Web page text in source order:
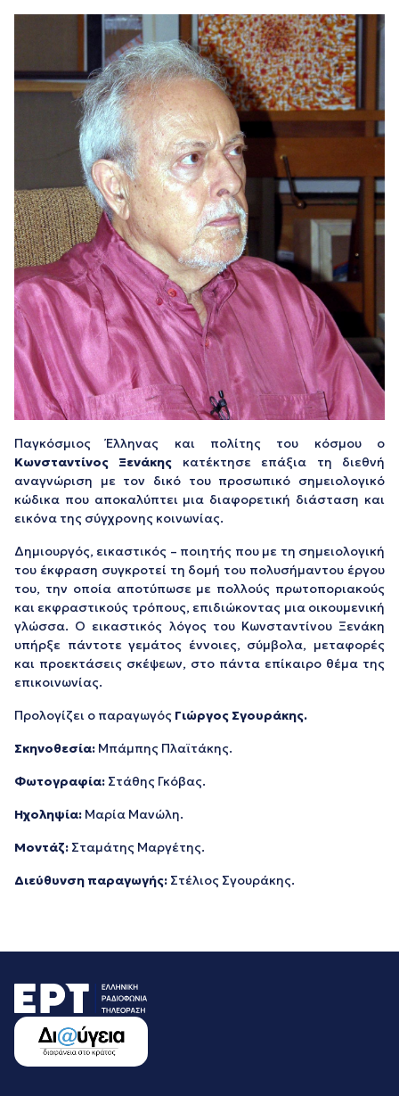
Παγκόσμιος Έλληνας και πολίτης του κόσμου ο
Κωνσταντίνος Ξενάκης κατέκτησε επάξια τη διεθνή
αναγνώριση με τον δικό του προσωπικό σημειολογικό
κώδικα που αποκαλύπτει μια διαφορετική διάσταση και
εικόνα της σύγχρονης κοινωνίας.
Δημιουργός, εικαστικός – ποιητής που με τη σημειολογική
του έκφραση συγκροτεί τη δομή του πολυσήμαντου έργου
του, την οποία αποτύπωσε με πολλούς πρωτοποριακούς
και εκφραστικούς τρόπους, επιδιώκοντας μια οικουμενική
γλώσσα. Ο εικαστικός λόγος του Κωνσταντίνου Ξενάκη
υπήρξε πάντοτε γεμάτος έννοιες, σύμβολα, μεταφορές
και προεκτάσεις σκέψεων, στο πάντα επίκαιρο θέμα της
επικοινωνίας.
Προλογίζει ο παραγωγός Γιώργος Σγουράκης.
Σκηνοθεσία: Μπάμπης Πλαϊτάκης.
Φωτογραφία: Στάθης Γκόβας.
Ηχοληψία: Μαρία Μανώλη.
Μοντάζ: Σταμάτης Μαργέτης.
Διεύθυνση παραγωγής: Στέλιος Σγουράκης.